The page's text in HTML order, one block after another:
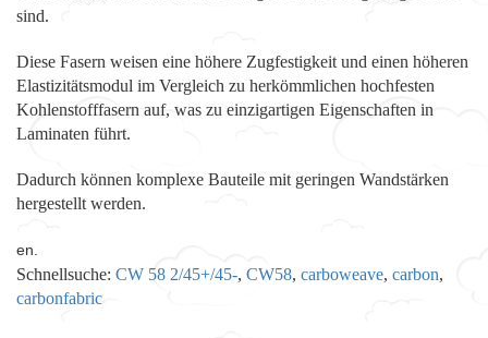
sind.
Diese Fasern weisen eine höhere Zugfestigkeit und einen höheren
Elastizitätsmodul im Vergleich zu herkömmlichen hochfesten
Kohlenstofffasern auf, was zu einzigartigen Eigenschaften in
Laminaten führt.
Dadurch können komplexe Bauteile mit geringen Wandstärken
hergestellt werden.
en.
Schnellsuche: CW 58 2/45+/45-, CW58, carboweave, carbon,
carbonfabric